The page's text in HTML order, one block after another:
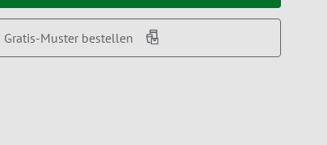
Gratis-Muster bestellen